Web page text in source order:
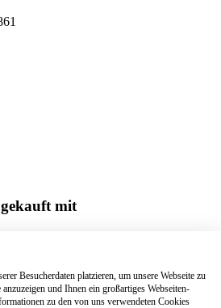
mit
Besucherdaten platzieren, um unsere Webseite zu
und Ihnen ein großartiges Webseiten-
zu den von uns verwendeten Cookies